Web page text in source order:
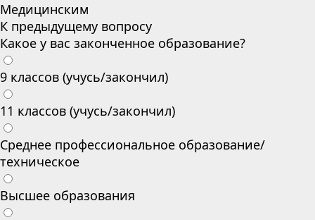
Медицинским
К предыдущему вопросу
Какое у вас законченное образование?
9 классов (учусь/закончил)
11 классов (учусь/закончил)
Среднее профессиональное образование/
техническое
Высшее образования